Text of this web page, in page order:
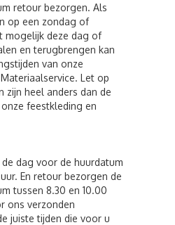
retour bezorgen. Als
op een zondag of
mogelijk deze dag of
en terugbrengen kan
van onze
Let op
zijn heel anders dan de
feestkleding en
dag voor de huurdatum
En retour bezorgen de
tussen 8.30 en 10.00
ons verzonden
juiste tijden die voor u